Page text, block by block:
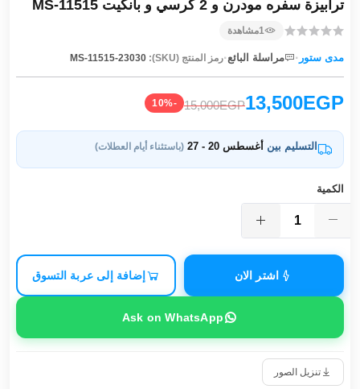
ترابيزة سفره مودرن و 2 كرسي و بانكيت MS-11515
1مشاهدة
مدى ستور · مراسلة البائع·رمز المنتج (SKU): MS-11515-23030
13,500EGP
15,000EGP
-10%
التسليم بين أغسطس 20 - 27 (باستثناء أيام العطلات)
الكمية
اشتر الان إضافة إلى عربة التسوق
Ask on WhatsApp
تنزيل الصور